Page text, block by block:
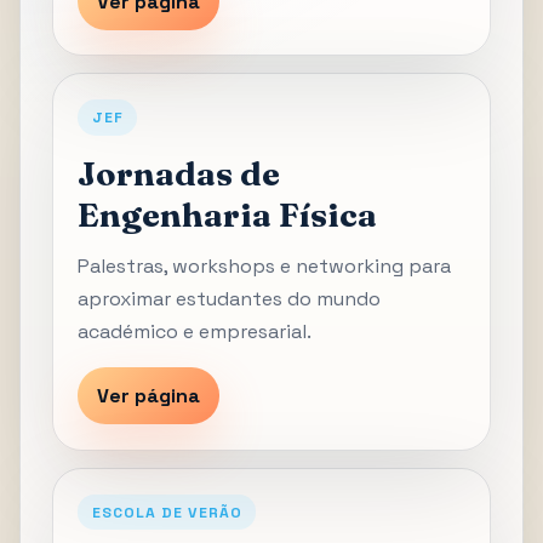
JEF
Jornadas de
Engenharia Física
Palestras, workshops e networking para
aproximar estudantes do mundo
académico e empresarial.
Ver página
ESCOLA DE VERÃO